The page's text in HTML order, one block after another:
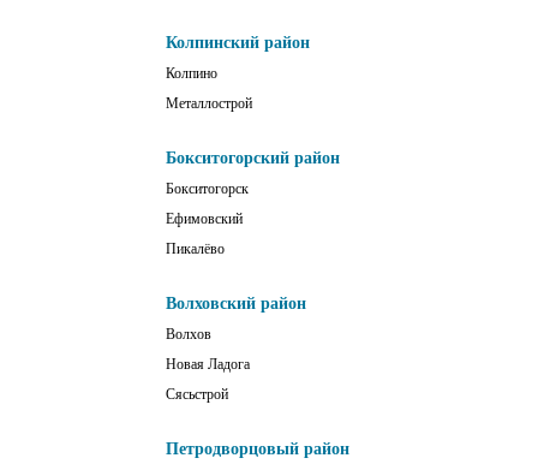
Колпинский район
Колпино
Металлострой
Бокситогорский район
Бокситогорск
Ефимовский
Пикалёво
Волховский район
Волхов
Новая Ладога
Сясьстрой
Петродворцовый район